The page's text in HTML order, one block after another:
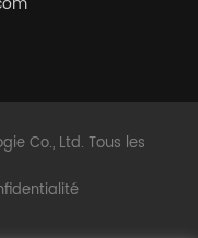
Co., Ltd. Tous les